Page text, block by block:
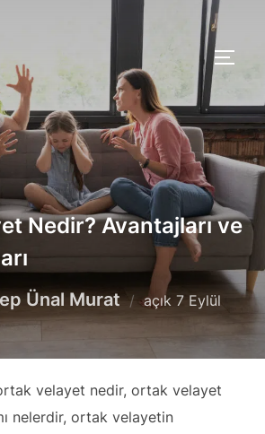
Nedir? Avantajları ve
Ünal Murat açık Yayımlanma
tarihi
7 Eylül
velayet nedir, ortak velayet
nelerdir, ortak velayetin